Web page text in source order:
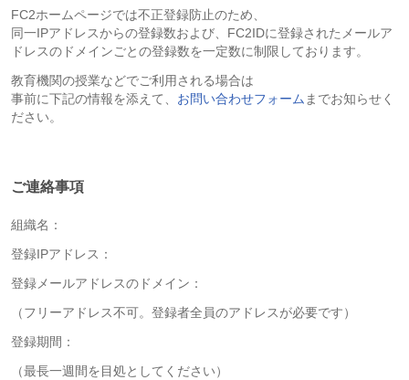
FC2ホームページでは不正登録防止のため、
同一IPアドレスからの登録数および、FC2IDに登録されたメールア
ドレスのドメインごとの登録数を一定数に制限しております。
教育機関の授業などでご利用される場合は
事前に下記の情報を添えて、 お問い合わせフォーム までお知らせく
ださい。
ご連絡事項
組織名：
登録IPアドレス：
登録メールアドレスのドメイン：
（フリーアドレス不可。登録者全員のアドレスが必要です）
登録期間：
（最長一週間を目処としてください）